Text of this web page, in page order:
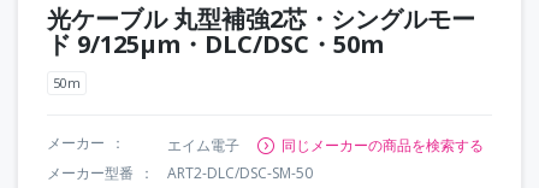
光ケーブル 丸型補強2芯・シングルモー
ド 9/125μm・DLC/DSC・50m
50m
メーカー エイム電子
同じメーカーの商品を検索する
メーカー型番
ART2-DLC/DSC-SM-50